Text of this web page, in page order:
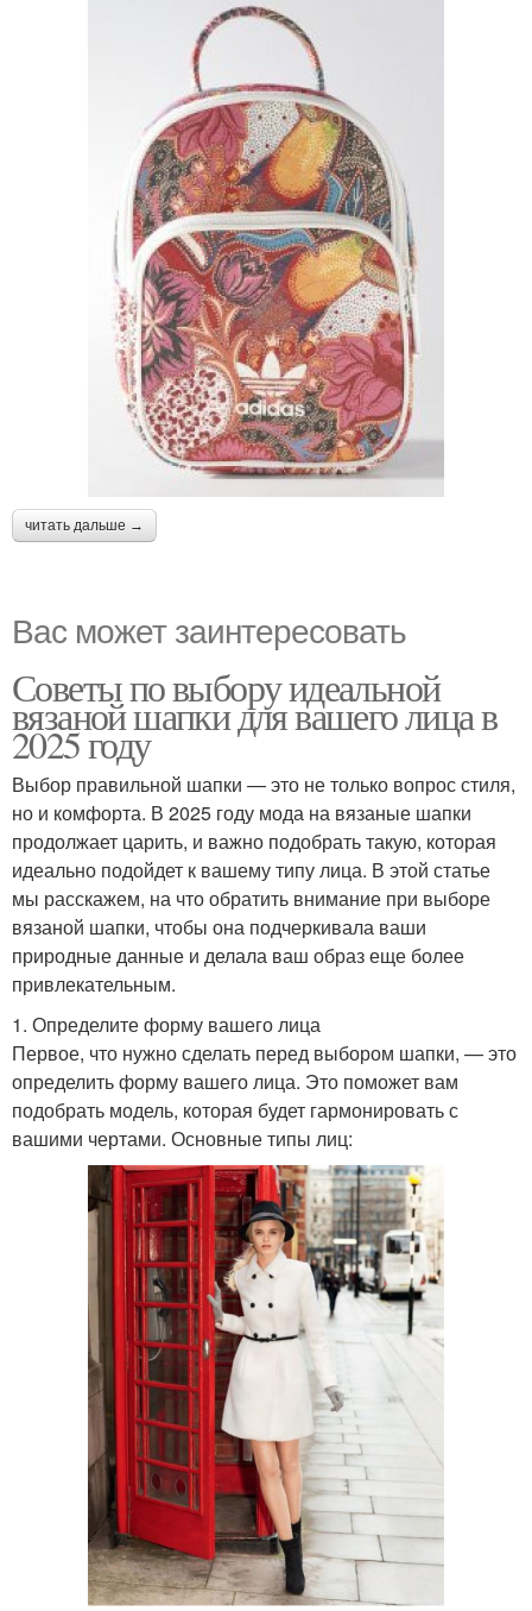
читать дальше →
Вас может заинтересовать
Советы по выбору идеальной
вязаной шапки для вашего лица в
2025 году
Выбор правильной шапки — это не только вопрос стиля,
но и комфорта. В 2025 году мода на вязаные шапки
продолжает царить, и важно подобрать такую, которая
идеально подойдет к вашему типу лица. В этой статье
мы расскажем, на что обратить внимание при выборе
вязаной шапки, чтобы она подчеркивала ваши
природные данные и делала ваш образ еще более
привлекательным.
1. Определите форму вашего лица
Первое, что нужно сделать перед выбором шапки, — это
определить форму вашего лица. Это поможет вам
подобрать модель, которая будет гармонировать с
вашими чертами. Основные типы лиц: